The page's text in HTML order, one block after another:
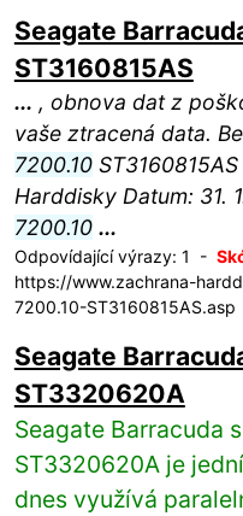
Seagate
ST3160815AS
... , obnova dat z
vaše ztracená data.
7200.10
Harddisky Datum: 31.
7200.10 ...
Odpovídající výrazy: 1 -
https://www.zachrana-
7200.10-ST3160815AS.asp
Seagate
ST3320620A
Seagate Barracuda
ST3320620A je
dnes využívá